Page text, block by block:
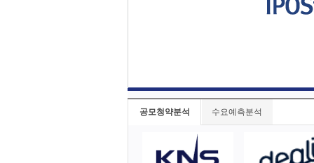
공모청약분석 수요예측분석